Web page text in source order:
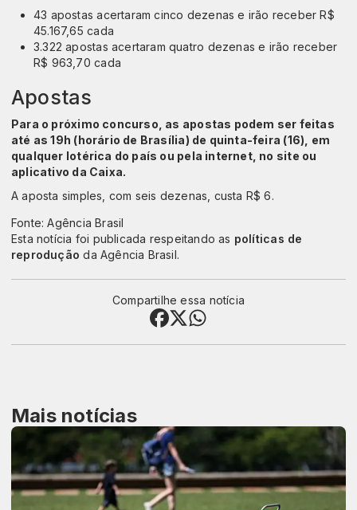
43 apostas acertaram cinco dezenas e irão receber R$
45.167,65 cada
3.322 apostas acertaram quatro dezenas e irão receber
R$ 963,70 cada
Apostas
Para o próximo concurso, as apostas podem ser feitas
até as 19h (horário de Brasília) de quinta-feira (16), em
qualquer lotérica do país ou pela internet, no site ou
aplicativo da Caixa.
A aposta simples, com seis dezenas, custa R$ 6.
Fonte: Agência Brasil
Esta notícia foi publicada respeitando as políticas de
reprodução da Agência Brasil.
Compartilhe essa notícia
Mais notícias